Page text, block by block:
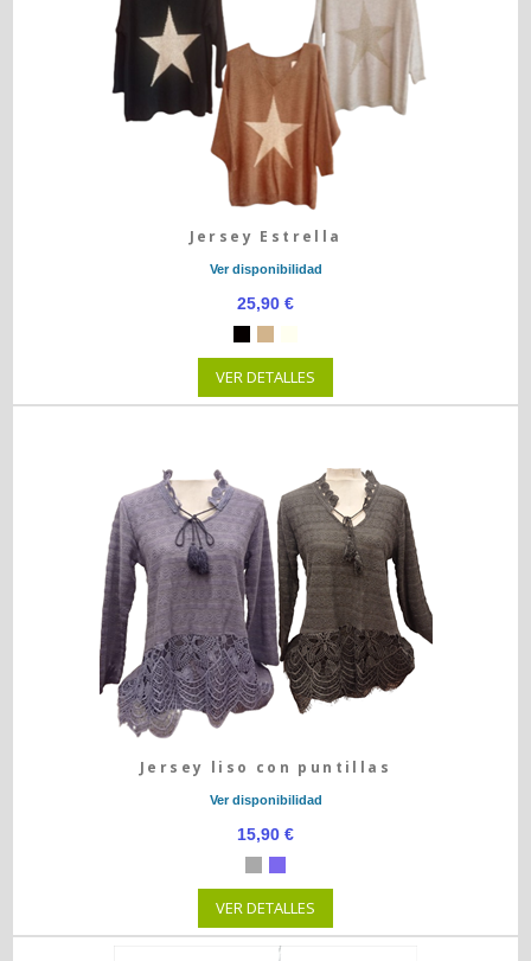
Jersey Estrella
Ver disponibilidad
25,90 €
VER DETALLES
Jersey liso con puntillas
Ver disponibilidad
15,90 €
VER DETALLES